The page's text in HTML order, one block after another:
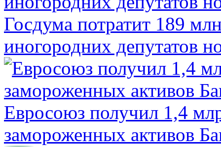
Госдума потратит 189
иногородних депутатов
Евросоюз получил 1,4
замороженных активов